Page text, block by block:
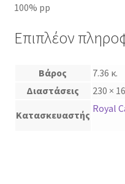
100% pp
Επιπλέον
Βάρος
7.36 κ.
Διαστάσεις
230 ×
Κατασκευαστής
Royal